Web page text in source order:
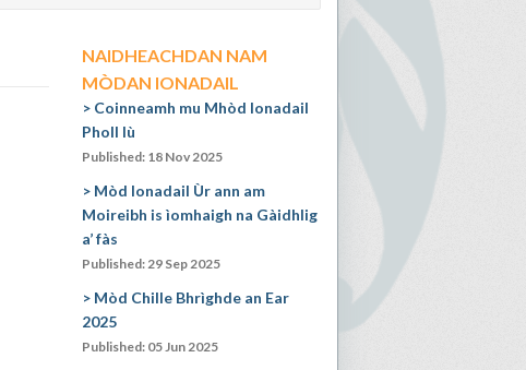
NAIDHEACHDAN NAM
MÒDAN IONADAIL
Coinneamh mu Mhòd Ionadail
Pholl Iù
Published: 18 Nov 2025
Mòd Ionadail Ùr ann am
Moireibh is ìomhaigh na Gàidhlig
a’ fàs
Published: 29 Sep 2025
Mòd Chille Bhrìghde an Ear
2025
Published: 05 Jun 2025